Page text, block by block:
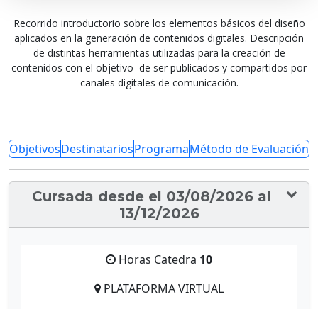
Recorrido introductorio sobre los elementos básicos del diseño
aplicados en la generación de contenidos digitales. Descripción
de distintas herramientas utilizadas para la creación de
contenidos con el objetivo de ser publicados y compartidos por
canales digitales de comunicación.
ObjetivosDestinatariosProgramaMétodo de Evaluación
Cursada desde el 03/08/2026 al
13/12/2026
Horas Catedra 10
PLATAFORMA VIRTUAL